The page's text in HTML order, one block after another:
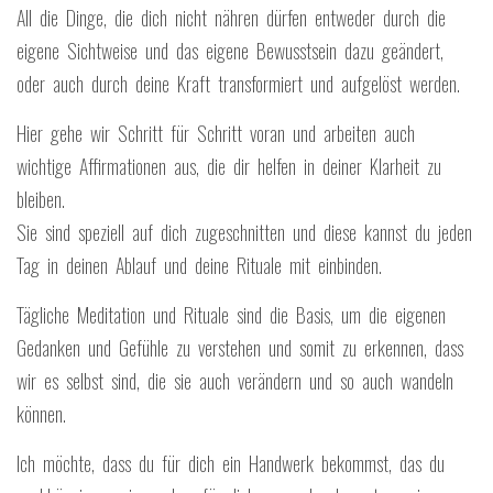
All die Dinge, die dich nicht nähren dürfen entweder durch die
eigene Sichtweise und das eigene Bewusstsein dazu geändert,
oder auch durch deine Kraft transformiert und aufgelöst werden.
Hier gehe wir Schritt für Schritt voran und arbeiten auch
wichtige Affirmationen aus, die dir helfen in deiner Klarheit zu
bleiben.
Sie sind speziell auf dich zugeschnitten und diese kannst du jeden
Tag in deinen Ablauf und deine Rituale mit einbinden.
Tägliche Meditation und Rituale sind die Basis, um die eigenen
Gedanken und Gefühle zu verstehen und somit zu erkennen, dass
wir es selbst sind, die sie auch verändern und so auch wandeln
können.
Ich möchte, dass du für dich ein Handwerk bekommst, das du